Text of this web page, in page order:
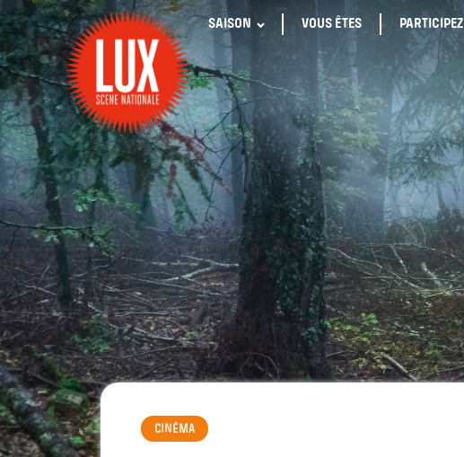
SAISON VOUS ÊTES PARTICIPEZ
CINÉMA